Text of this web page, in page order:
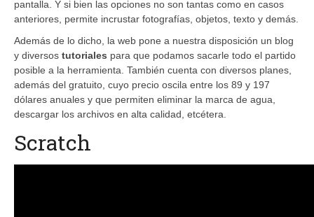
pantalla. Y si bien las opciones no son tantas como en casos
anteriores, permite incrustar fotografías, objetos, texto y demás.
Además de lo dicho, la web pone a nuestra disposición un blog
y diversos tutoriales para que podamos sacarle todo el partido
posible a la herramienta. También cuenta con diversos planes,
además del gratuito, cuyo precio oscila entre los 89 y 197
dólares anuales y que permiten eliminar la marca de agua,
descargar los archivos en alta calidad, etcétera.
Scratch